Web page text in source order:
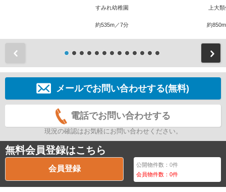
すみれ幼稚園
約535m／7分
上大
約
メールでお問い合わせする(無料)
電話でお問い合わせする
現況の確認はお気軽にお問い合わせください。
無料会員登録はこちら
会員登録 公開物件数：0件
会員物件数：0件